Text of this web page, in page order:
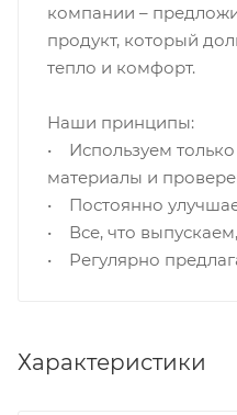
компании –
продукт, который
тепло и комфорт.
Наши принципы:
• Используем
материалы и
• Постоянно
• Все, что
• Регулярно
Характеристики